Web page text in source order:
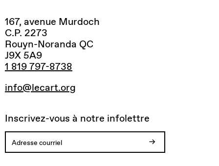
167, avenue Murdoch
C.P. 2273
Rouyn-Noranda QC
J9X 5A9
1 819 797-8738
info@lecart.org
Inscrivez-vous à notre infolettre